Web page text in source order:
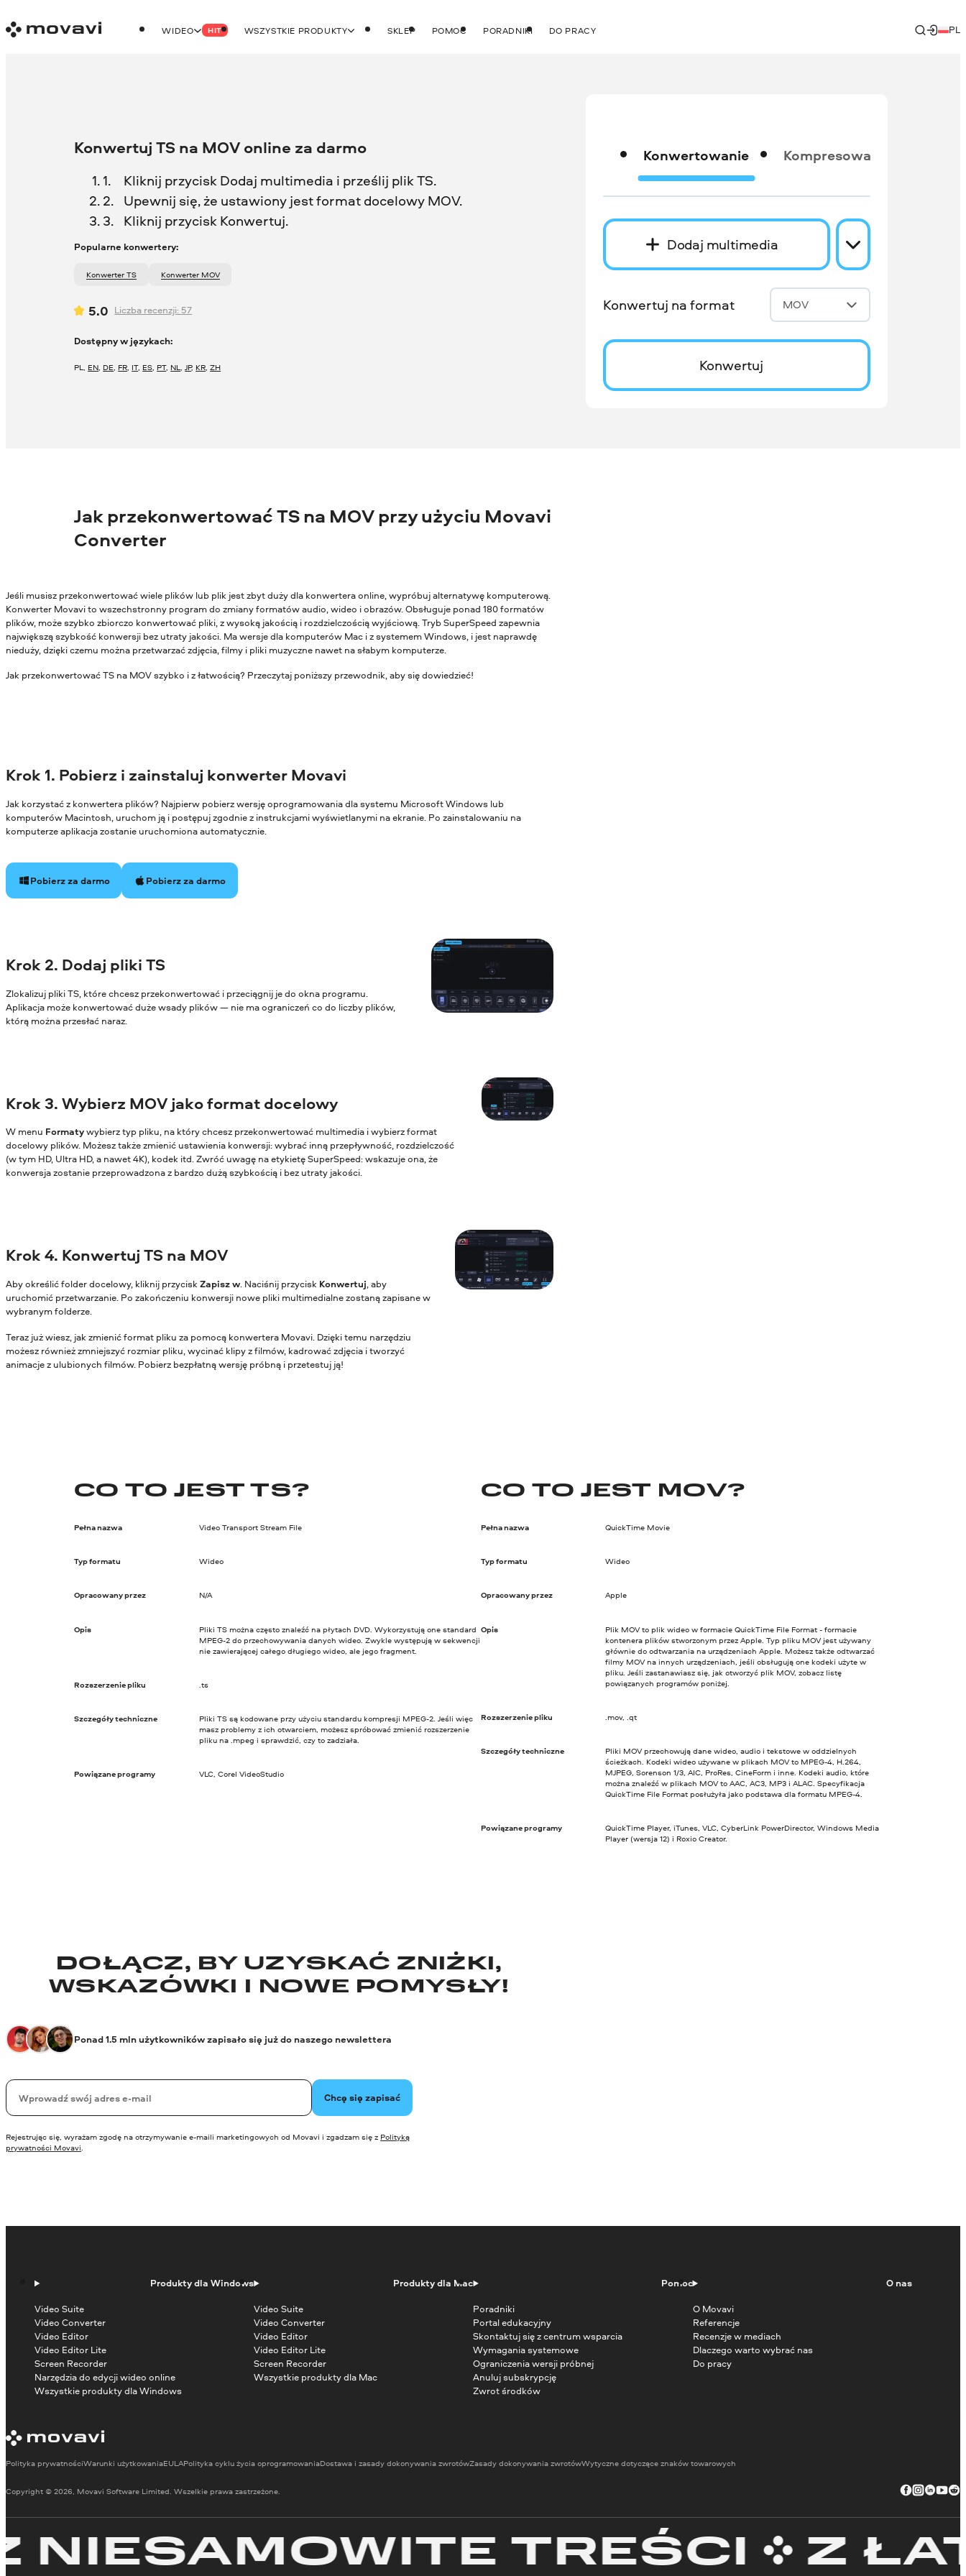
WIDEO HIT WSZYSTKIE PRODUKTY SKLEP POMOC PORADNIKI DO PRACY PL
Konwertuj TS na MOV online za darmo
Kliknij przycisk Dodaj multimedia i prześlij plik TS.
Upewnij się, że ustawiony jest format docelowy MOV.
Kliknij przycisk Konwertuj.
Popularne konwertery:
Konwerter TS Konwerter MOV
5.0 Liczba recenzji: 57
Dostępny w językach:
PL, EN, DE, FR, IT, ES, PT, NL,JP, KR,ZH
Konwertowanie Kompresowanie
Dodaj multimedia
Konwertuj na format MOV
Konwertuj
Jak przekonwertować TS na MOV przy użyciu Movavi
Converter
Jeśli musisz przekonwertować wiele plików lub plik jest zbyt duży dla konwertera online, wypróbuj alternatywę komputerową.
Konwerter Movavi to wszechstronny program do zmiany formatów audio, wideo i obrazów. Obsługuje ponad 180 formatów
plików, może szybko zbiorczo konwertować pliki, z wysoką jakością i rozdzielczością wyjściową. Tryb SuperSpeed zapewnia
największą szybkość konwersji bez utraty jakości. Ma wersje dla komputerów Mac i z systemem Windows, i jest naprawdę
nieduży, dzięki czemu można przetwarzać zdjęcia, filmy i pliki muzyczne nawet na słabym komputerze.
Jak przekonwertować TS na MOV szybko i z łatwością? Przeczytaj poniższy przewodnik, aby się dowiedzieć!
Krok 1. Pobierz i zainstaluj konwerter Movavi
Jak korzystać z konwertera plików? Najpierw pobierz wersję oprogramowania dla systemu Microsoft Windows lub
komputerów Macintosh, uruchom ją i postępuj zgodnie z instrukcjami wyświetlanymi na ekranie. Po zainstalowaniu na
komputerze aplikacja zostanie uruchomiona automatycznie.
Pobierz za darmo Pobierz za darmo
Krok 2. Dodaj pliki TS
Zlokalizuj pliki TS, które chcesz przekonwertować i przeciągnij je do okna programu.
Aplikacja może konwertować duże wsady plików — nie ma ograniczeń co do liczby plików,
którą można przesłać naraz.
Krok 3. Wybierz MOV jako format docelowy
W menu Formatywybierz typ pliku, na który chcesz przekonwertować multimedia i wybierz format
docelowy plików. Możesz także zmienić ustawienia konwersji: wybrać inną przepływność, rozdzielczość
(w tym HD, Ultra HD, a nawet 4K), kodek itd. Zwróć uwagę na etykietę SuperSpeed: wskazuje ona, że
konwersja zostanie przeprowadzona z bardzo dużą szybkością i bez utraty jakości.
Krok 4. Konwertuj TS na MOV
Aby określić folder docelowy, kliknij przyciskZapisz w. Naciśnij przycisk Konwertuj, aby
uruchomić przetwarzanie. Po zakończeniu konwersji nowe pliki multimedialne zostaną zapisane w
wybranym folderze.
Teraz już wiesz, jak zmienić format pliku za pomocą konwertera Movavi. Dzięki temu narzędziu
możesz również zmniejszyć rozmiar pliku, wycinać klipy z filmów, kadrować zdjęcia i tworzyć
animacje z ulubionych filmów. Pobierz bezpłatną wersję próbną i przetestuj ją!
CO TO JEST TS?
Pełna nazwa Video Transport Stream File
Typ formatu Wideo
Opracowany przez N/A
Opis
Pliki TS można często znaleźć na płytach DVD. Wykorzystują one standard
MPEG-2 do przechowywania danych wideo. Zwykle występują w sekwencji
nie zawierającej całego długiego wideo, ale jego fragment.
Rozszerzenie pliku .ts
Szczegóły techniczne
Pliki TS są kodowane przy użyciu standardu kompresji MPEG-2. Jeśli więc
masz problemy z ich otwarciem, możesz spróbować zmienić rozszerzenie
pliku na .mpeg i sprawdzić, czy to zadziała.
Powiązane programy VLC, Corel VideoStudio
CO TO JEST MOV?
Pełna nazwa QuickTime Movie
Typ formatu Wideo
Opracowany przez Apple
Opis
Plik MOV to plik wideo w formacie QuickTime File Format - formacie
kontenera plików stworzonym przez Apple. Typ pliku MOV jest używany
głównie do odtwarzania na urządzeniach Apple. Możesz także odtwarzać
filmy MOV na innych urządzeniach, jeśli obsługują one kodeki użyte w
pliku. Jeśli zastanawiasz się, jak otworzyć plik MOV, zobacz listę
powiązanych programów poniżej.
Rozszerzenie pliku .mov, .qt
Szczegóły techniczne
Pliki MOV przechowują dane wideo, audio i tekstowe w oddzielnych
ścieżkach. Kodeki wideo używane w plikach MOV to MPEG-4, H.264,
MJPEG, Sorenson 1/3, AIC, ProRes, CineForm i inne. Kodeki audio, które
można znaleźć w plikach MOV to AAC, AC3, MP3 i ALAC. Specyfikacja
QuickTime File Format posłużyła jako podstawa dla formatu MPEG-4.
Powiązane programy
QuickTime Player, iTunes, VLC, CyberLink PowerDirector, Windows Media
Player (wersja 12) i Roxio Creator.
DOŁĄCZ, BY UZYSKAĆ ZNIŻKI,
WSKAZÓWKI I NOWE POMYSŁY!
Ponad 1.5 mln użytkowników zapisało się już do naszego newslettera
Twój email Chcę się zapisać
Rejestrując się, wyrażam zgodę na otrzymywanie e-maili marketingowych od Movavi i zgadzam się z Polityką
prywatności Movavi.
Produkty dla Windows
Video Suite
Video Converter
Video Editor
Video Editor Lite
Screen Recorder
Narzędzia do edycji wideo online
Wszystkie produkty dla Windows
Produkty dla Mac
Video Suite
Video Converter
Video Editor
Video Editor Lite
Screen Recorder
Wszystkie produkty dla Mac
Pomoc
Poradniki
Portal edukacyjny
Skontaktuj się z centrum wsparcia
Wymagania systemowe
Ograniczenia wersji próbnej
Anuluj subskrypcję
Zwrot środków
O nas
O Movavi
Referencje
Recenzje w mediach
Dlaczego warto wybrać nas
Do pracy
Copyright © 2026, Movavi Software Limited. Wszelkie prawa zastrzeżone.
Polityka prywatnościWarunki użytkowaniaEULAPolityka cyklu życia oprogramowaniaDostawa i zasady dokonywania zwrotówZasady dokonywania zwrotówWytyczne dotyczące znaków towarowych
TREŚCI Z